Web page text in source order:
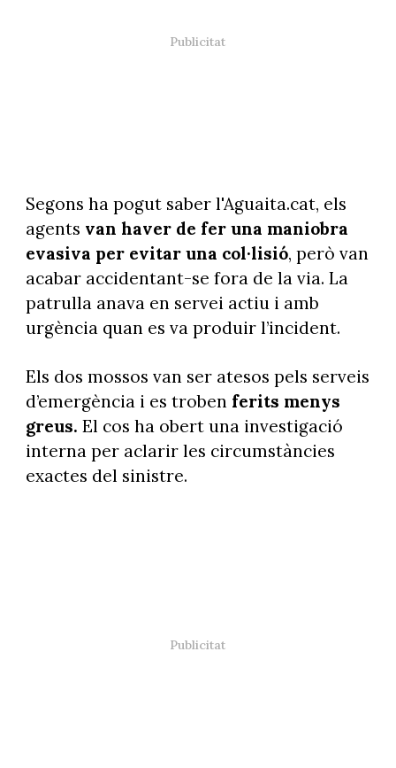
Segons ha pogut saber l'Aguaita.cat, els
agents van haver de fer una maniobra
evasiva per evitar una col·lisió, però van
acabar accidentant-se fora de la via. La
patrulla anava en servei actiu i amb
urgència quan es va produir l’incident.
Els dos mossos van ser atesos pels serveis
d’emergència i es troben ferits menys
greus. El cos ha obert una investigació
interna per aclarir les circumstàncies
exactes del sinistre.